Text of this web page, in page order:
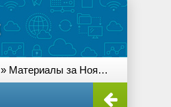
» Материалы за Ноябрь 2025 года » Страница 2